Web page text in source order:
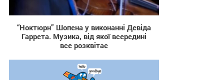
2 672
“Ноктюрн” Шопена у виконанні Девіда
Гаррета. Музика, від якої всередині
все розквітає